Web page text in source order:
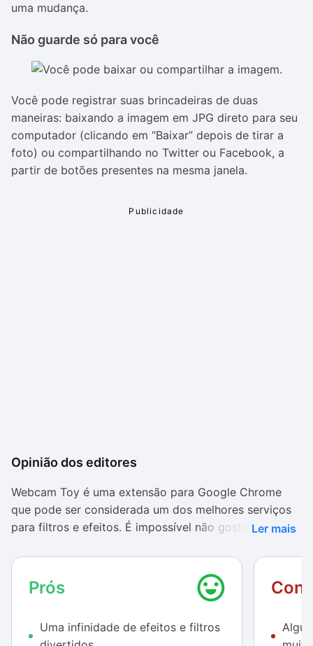
uma mudança.
Não guarde só para você
Você pode registrar suas brincadeiras de duas
maneiras: baixando a imagem em JPG direto para seu
computador (clicando em “Baixar” depois de tirar a
foto) ou compartilhando no Twitter ou Facebook, a
partir de botões presentes na mesma janela.
Opinião dos editores
Webcam Toy é uma extensão para Google Chrome
que pode ser considerada um dos melhores serviços
para filtros e efeitos. É impossível não gostar de
passar um bom tempo brincando com cada mudança
provocada em seu rosto.
destaque aqui, o programa ainda conta com mais
Ler mais
Prós
Uma infinidade de efeitos e filtros